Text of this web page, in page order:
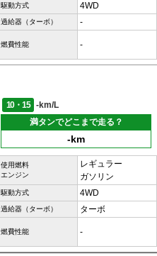
駆動方式 4WD
過給器（ターボ） -
燃費性能 -
10・15
-km/L
満タンでどこまで走る？
-km
使用燃料
エンジン
レギュラー
ガソリン
駆動方式 4WD
過給器（ターボ） ターボ
燃費性能 -